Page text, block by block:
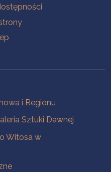
i Regionu
Sztuki Dawnej
Witosa w